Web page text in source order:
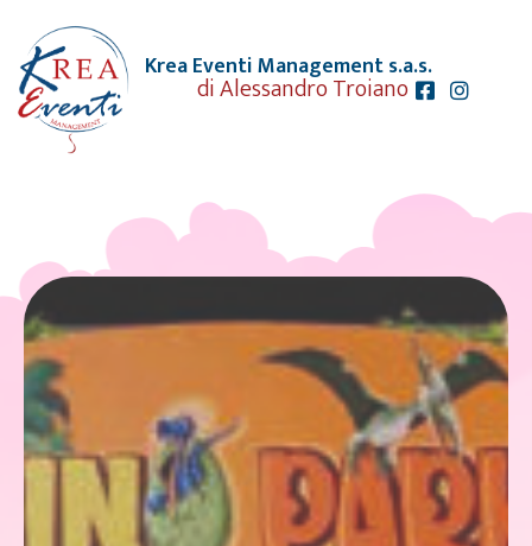
Krea Eventi Management s.a.s.
di Alessandro Troiano